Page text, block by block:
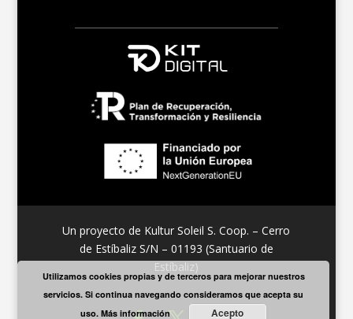
Un proyecto de Kultur Soleil S. Coop. – Cerro
de Estíbaliz S/N – 01193 (Santuario de
Estíbaliz)
Utilizamos cookies propias y de terceros para mejorar nuestros
servicios. Si continua navegando consideramos que acepta su
uso. Más información Acepto